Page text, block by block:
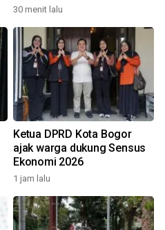
30 menit lalu
Ketua DPRD Kota Bogor
ajak warga dukung Sensus
Ekonomi 2026
1 jam lalu